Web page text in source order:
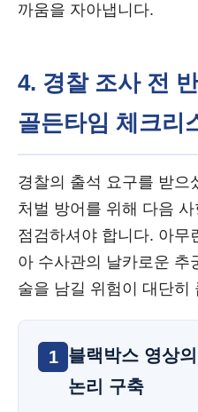
까움을 자아냅니다.
4. 경찰 조사 전
골든타임 체크리
경찰의 출석 요구를 받으
처벌 방어를 위해 다음
점검하셔야 합니다. 아무
아 수사관의 날카로운 추
술을 남길 위험이 대단히
1 블랙박스 영상
논리 구축